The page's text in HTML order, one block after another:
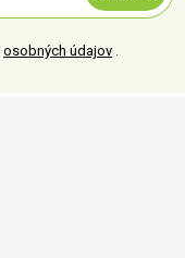
osobných údajov .